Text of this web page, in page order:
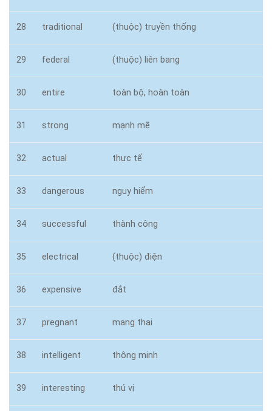
28 traditional (thuộc) truyền thống
29 federal (thuộc) liên bang
30 entire toàn bộ, hoàn toàn
31 strong mạnh mẽ
32 actual thực tế
33 dangerous nguy hiểm
34 successful thành công
35 electrical (thuộc) điện
36 expensive đắt
37 pregnant mang thai
38 intelligent thông minh
39 interesting thú vị